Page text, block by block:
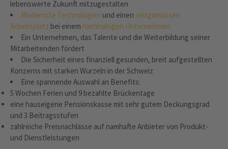
lebenswerte Zukunft mitzugestalten
Modernste Technologien und einen zeitgemässen
Arbeitsplatz bei einem nachhaltigen Unternehmen
Ein Unternehmen, das Talente und die Weiterbildung seiner
Mitarbeitenden fördert
Die Sicherheit eines finanziell gesunden, breit aufgestellten
Konzerns mit starken Wurzeln in der Schweiz
Eine spannende Auswahl an Benefits:
5 Wochen Ferien und 9 bezahlte Brückentage
eine hauseigene Pensionskasse mit sehr gutem Deckungsgrad
und 3 Beitragsstufen
zahlreiche Preisnachlässe auf namhafte Anbieter von Produkt-
und Dienstleistungen